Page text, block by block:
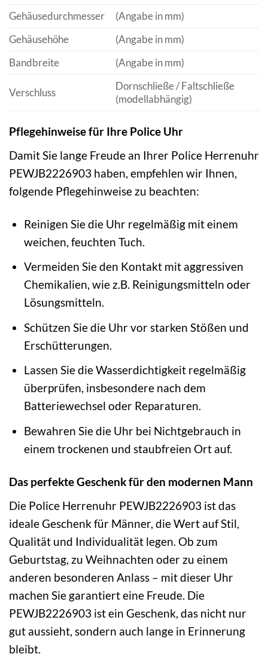
Gehäusedurchmesser
(Angabe in mm)
Gehäusehöhe
(Angabe in mm)
Bandbreite
(Angabe in mm)
Verschluss
Dornschließe / Faltschließe
(modellabhängig)
Pflegehinweise für Ihre Police Uhr
Damit Sie lange Freude an Ihrer Police Herrenuhr
PEWJB2226903 haben, empfehlen wir Ihnen,
folgende Pflegehinweise zu beachten:
Reinigen Sie die Uhr regelmäßig mit einem
weichen, feuchten Tuch.
Vermeiden Sie den Kontakt mit aggressiven
Chemikalien, wie z.B. Reinigungsmitteln oder
Lösungsmitteln.
Schützen Sie die Uhr vor starken Stößen und
Erschütterungen.
Lassen Sie die Wasserdichtigkeit regelmäßig
überprüfen, insbesondere nach dem
Batteriewechsel oder Reparaturen.
Bewahren Sie die Uhr bei Nichtgebrauch in
einem trockenen und staubfreien Ort auf.
Das perfekte Geschenk für den modernen Mann
Die Police Herrenuhr PEWJB2226903 ist das
ideale Geschenk für Männer, die Wert auf Stil,
Qualität und Individualität legen. Ob zum
Geburtstag, zu Weihnachten oder zu einem
anderen besonderen Anlass – mit dieser Uhr
machen Sie garantiert eine Freude. Die
PEWJB2226903 ist ein Geschenk, das nicht nur
gut aussieht, sondern auch lange in Erinnerung
bleibt.